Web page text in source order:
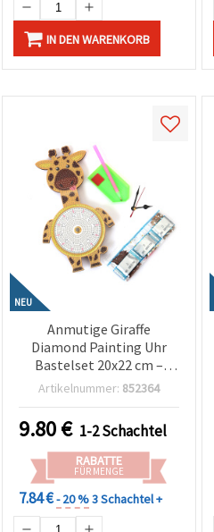
IN DEN WARENKORB
NEU
Anmutige Giraffe
Diamond Painting Uhr
Bastelset 20x22 cm –
Perfekt für kreative
Fans DZBCX17368
Artikelnummer: 852364
9.80€ 1-2 Schachtel
RABATTE
FÜR MENGE
7.84 €- 20 %3 Schachtel +